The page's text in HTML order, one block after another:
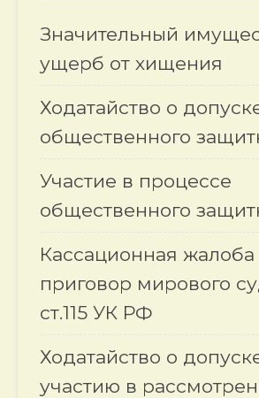
Значительный
ущерб от хищения
Ходатайство о
общественного
Участие в процессе
общественного
Кассационная жалоба
приговор мирового
ст.115 УК РФ
Ходатайство о
участию в